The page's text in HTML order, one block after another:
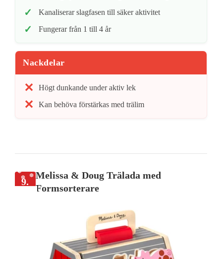
Kanaliserar slagfasen till säker aktivitet
Fungerar från 1 till 4 år
Nackdelar
Högt dunkande under aktiv lek
Kan behöva förstärkas med trälim
9.
Melissa & Doug Trälada med
Formsorterare